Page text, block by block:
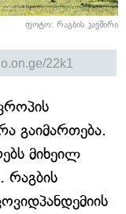
ფოტო: რაგბის კავშირი
გაიმართება.
მიხეილ
რაგბის